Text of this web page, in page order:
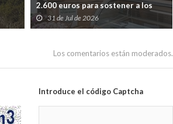
2.600 euros para sostener a los
autónomos de los pueblos con
menos población
31 de Jul de 2026
Los comentarios están moderados.
Introduce el código Captcha